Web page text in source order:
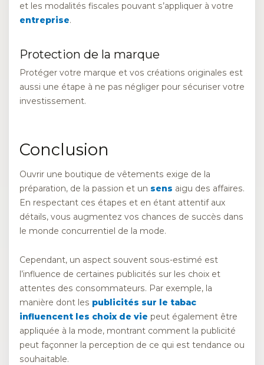
et les modalités fiscales pouvant s’appliquer à votre
entreprise.
Protection de la marque
Protéger votre marque et vos créations originales est
aussi une étape à ne pas négliger pour sécuriser votre
investissement.
Conclusion
Ouvrir une boutique de vêtements exige de la
préparation, de la passion et un sens aigu des affaires.
En respectant ces étapes et en étant attentif aux
détails, vous augmentez vos chances de succès dans
le monde concurrentiel de la mode.
Cependant, un aspect souvent sous-estimé est
l’influence de certaines publicités sur les choix et
attentes des consommateurs. Par exemple, la
manière dont les publicités sur le tabac
influencent les choix de vie peut également être
appliquée à la mode, montrant comment la publicité
peut façonner la perception de ce qui est tendance ou
souhaitable.